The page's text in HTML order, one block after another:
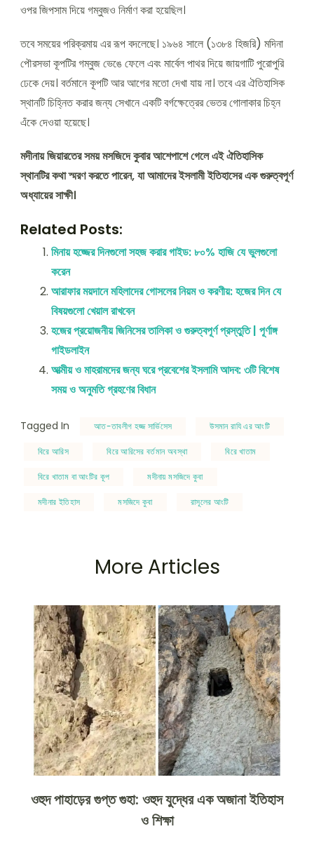
ওপর জিপসাম দিয়ে গম্বুজও নির্মাণ করা হয়েছিল।
তবে সময়ের পরিক্রমায় এর রূপ বদলেছে। ১৯৬৪ সালে (১৩৮৪ হিজরি) মদিনা
পৌরসভা কূপটির গম্বুজ ভেঙে ফেলে এবং মার্বেল পাথর দিয়ে জায়গাটি পুরোপুরি
ঢেকে দেয়। বর্তমানে কূপটি আর আগের মতো দেখা যায় না। তবে এর ঐতিহাসিক
স্থানটি চিহ্নিত করার জন্য সেখানে একটি বর্গক্ষেত্রের ভেতর গোলাকার চিহ্ন
এঁকে দেওয়া হয়েছে।
মদীনায় জিয়ারতের সময় মসজিদে কুবার আশেপাশে গেলে এই ঐতিহাসিক
স্থানটির কথা স্মরণ করতে পারেন, যা আমাদের ইসলামী ইতিহাসের এক গুরুত্বপূর্ণ
অধ্যায়ের সাক্ষী।
Related Posts:
মিনায় হজ্জের দিনগুলো সহজ করার গাইড: ৮০% হাজি যে ভুলগুলো
করেন
আরাফার ময়দানে মহিলাদের গোসলের নিয়ম ও করণীয়: হজের দিন যে
বিষয়গুলো খেয়াল রাখবেন
হজের প্রয়োজনীয় জিনিসের তালিকা ও গুরুত্বপূর্ণ প্রস্তুতি | পূর্ণাঙ্গ
গাইডলাইন
আত্মীয় ও মাহরামদের জন্য ঘরে প্রবেশের ইসলামি আদব: ৩টি বিশেষ
সময় ও অনুমতি গ্রহণের বিধান
Tagged In আত-তাবলীগ হজ্জ সার্ভিসেস উসমান রাযি এর আংটি
বিরে আরিস বিরে আরিসের বর্তমান অবস্থা বিরে খাতাম
বিরে খাতাম বা আংটির কূপ মদীনায় মসজিদে কুবা
মদীনার ইতিহাস মসজিদে কুবা রাসূলের আংটি
More Articles
ওহুদ পাহাড়ের গুপ্ত গুহা: ওহুদ যুদ্ধের এক অজানা ইতিহাস
ও শিক্ষা